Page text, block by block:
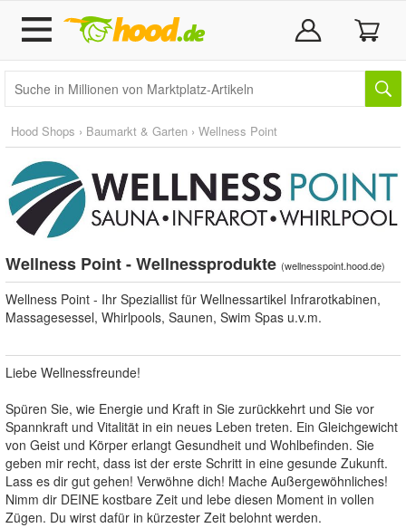
Hood Shops › Baumarkt & Garten › Wellness Point
Wellness Point - Wellnessprodukte (wellnesspoint.hood.de)
Wellness Point - Ihr Speziallist für Wellnessartikel Infrarotkabinen,
Massagesessel, Whirlpools, Saunen, Swim Spas u.v.m.
Liebe Wellnessfreunde!
Spüren Sie, wie Energie und Kraft in Sie zurückkehrt und Sie vor
Spannkraft und Vitalität in ein neues Leben treten. Ein Gleichgewicht
von Geist und Körper erlangt Gesundheit und Wohlbefinden. Sie
geben mir recht, dass ist der erste Schritt in eine gesunde Zukunft.
Lass es dir gut gehen! Verwöhne dich! Mache Außergewöhnliches!
Nimm dir DEINE kostbare Zeit und lebe diesen Moment in vollen
Zügen. Du wirst dafür in kürzester Zeit belohnt werden.